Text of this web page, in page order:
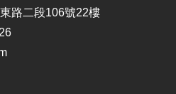
路二段106號22樓